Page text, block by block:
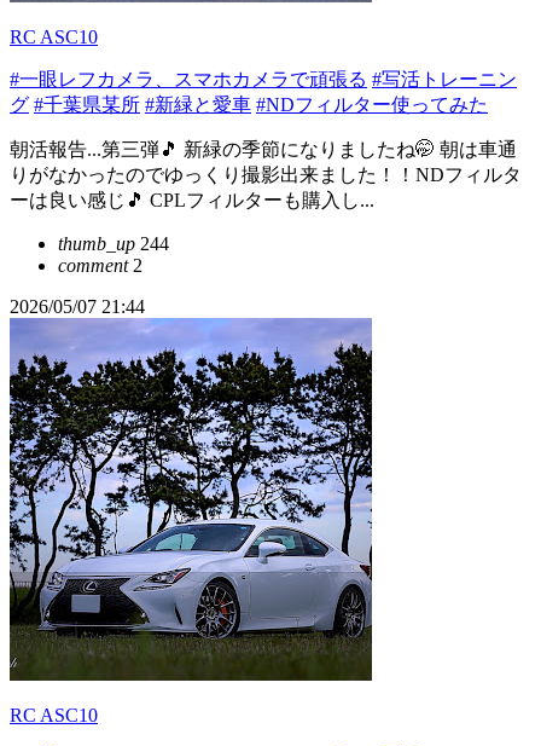
RC ASC10
#一眼レフカメラ、スマホカメラで頑張る #写活トレーニン
グ #千葉県某所 #新緑と愛車 #NDフィルター使ってみた
朝活報告...第三弾🎵 新緑の季節になりましたね🤭 朝は車通
りがなかったのでゆっくり撮影出来ました！！NDフィルタ
ーは良い感じ🎵 CPLフィルターも購入し...
thumb_up 244
comment2
2026/05/07 21:44
RC ASC10